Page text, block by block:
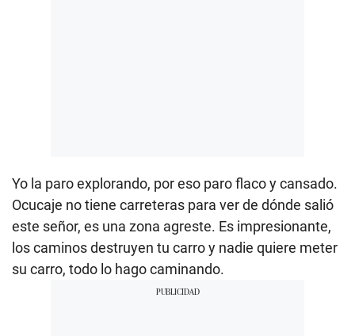
Yo la paro explorando, por eso paro flaco y cansado.
Ocucaje no tiene carreteras para ver de dónde salió
este señor, es una zona agreste. Es impresionante,
los caminos destruyen tu carro y nadie quiere meter
su carro, todo lo hago caminando.